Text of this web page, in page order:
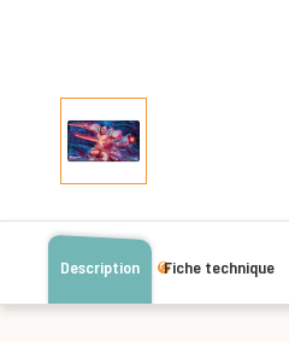
Description Fiche technique